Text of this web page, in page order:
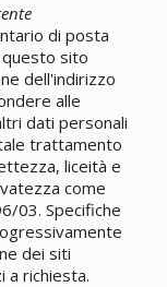
di posta
questo sito
dell'indirizzo
alle
dati personali
trattamento
liceità e
come
03. Specifiche
dei siti
a richiesta.